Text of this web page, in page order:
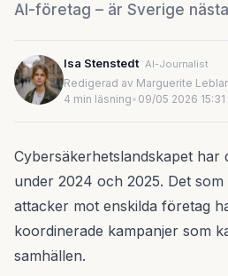
AI-företag – är Sverige
Isa Stenstedt AI-Journalist
Redigerad av Marguerite
4 min läsning• 09/05 2026 15:31
Cybersäkerhetslandskapet har
under 2024 och 2025. Det
attacker mot enskilda företag
koordinerade kampanjer som
samhällen.